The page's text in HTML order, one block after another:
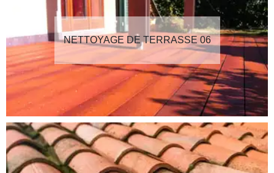
NETTOYAGE DE TERRASSE 06